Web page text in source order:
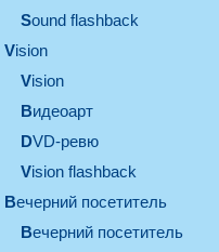
Sound flashback
vision
vision
видеоарт
DVD-ревю
Vision flashback
вечерний посетитель
вечерний посетитель